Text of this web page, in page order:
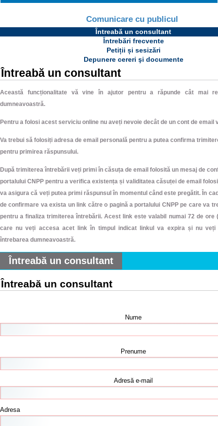
Comunicare cu publicul
Întreabă un consultant
Întrebări frecvente
Petiții și sesizări
Depunere cereri şi documente
Întreabă un consultant
Această funcționalitate vă vine în ajutor pentru a răpunde cât mai
dumneavoastră.
Pentru a folosi acest serviciu online nu aveți nevoie decât de un cont de email
Va trebui să folosiți adresa de email personală pentru a putea confirma
pentru primirea răspunsului.
După trimiterea întrebării veți primi în căsuța de email folosită un mesaj de
portalului CNPP pentru a verifica existența și validitatea căsuței de email
va asigura că veți putea primi răspunsul în momentul când este pregătit. În
de confirmare va exista un link către o pagină a portalului CNPP pe care va
pentru a finaliza trimiterea întrebării. Acest link este valabil numai 72 de ore
care nu veți accesa acet link în timpul indicat linkul va expira și nu veți
întrebarea dumneavoastră.
Întreabă un consultant
Întreabă un consultant
Nume
Prenume
Adresă e-mail
Adresa